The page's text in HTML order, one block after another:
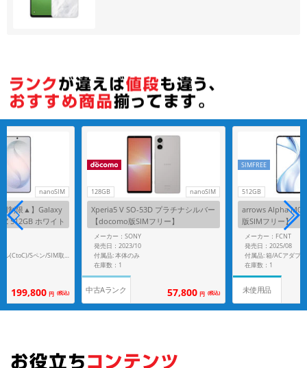
nanoSIM
制限▲】Galaxy
512GB ホワイト
リー】
付属品: 箱/USBケーブル(CtoC)/Sペン/SIM取り出し用ピン/マニュアル
199,800 円 (税込)
128GB nanoSIM
Xperia5 V SO-53D プラチナシルバー
【docomo版SIMフリー】
メーカー：SONY
発売日：2023/10
付属品: 本体のみ
在庫数：1
中古Aランク 57,800 円 (税込)
512GB
SIMFREE
arrows Alpha M08
版SIMフリー】
メーカー：FCNT
発売日：2025/08
在庫数：1
未使用品